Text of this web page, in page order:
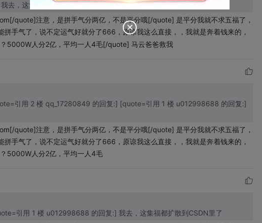
去，这集福都扩散到CSDN里了
[/quote]注意，是拼手气分两亿，不是平分哦[/quote] 是平分我就不求五福了，
拼手气了，说不定运气好就分了666 ，原谅我这么直接，
，我就是奔着钱来的，
5000W人分2亿，平均一人4毛[/quote] 马云爸爸救我
引用 2 楼 qq_17280849 的回复:] [quote=引用 1 楼 u012998688 的回复:]
[/quote]注意，是拼手气分两亿，不是平分哦[/quote] 是平分我就不求五福了，
拼手气了，说不定运气好就分了666 ，原谅我这么直接，
，我就是奔着钱来的，
5000W人分2亿，平均一人4毛
引用 1 楼 u012998688 的回复:] 我去，这集福都扩散到CSDN里了